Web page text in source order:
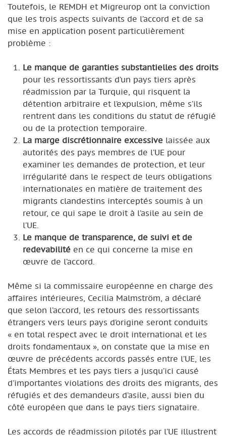
Toutefois, le REMDH et Migreurop ont la conviction
que les trois aspects suivants de l’accord et de sa
mise en application posent particulièrement
problème :
Le manque de garanties substantielles des droits
pour les ressortissants d’un pays tiers après
réadmission par la Turquie, qui risquent la
détention arbitraire et l’expulsion, même s’ils
rentrent dans les conditions du statut de réfugié
ou de la protection temporaire.
La marge discrétionnaire excessive laissée aux
autorités des pays membres de l’UE pour
examiner les demandes de protection, et leur
irrégularité dans le respect de leurs obligations
internationales en matière de traitement des
migrants clandestins interceptés soumis à un
retour, ce qui sape le droit à l’asile au sein de
l’UE.
Le manque de transparence, de suivi et de
redevabilité en ce qui concerne la mise en
œuvre de l’accord.
Même si la commissaire européenne en charge des
affaires intérieures, Cecilia Malmström, a déclaré
que selon l’accord, les retours des ressortissants
étrangers vers leurs pays d’origine seront conduits
« en total respect avec le droit international et les
droits fondamentaux », on constate que la mise en
œuvre de précédents accords passés entre l’UE, les
États Membres et les pays tiers a jusqu’ici causé
d’importantes violations des droits des migrants, des
réfugiés et des demandeurs d’asile, aussi bien du
côté européen que dans le pays tiers signataire.
Les accords de réadmission pilotés par l’UE illustrent